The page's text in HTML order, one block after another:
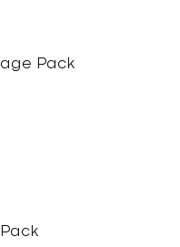
Pack